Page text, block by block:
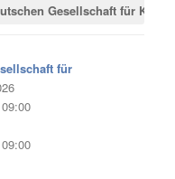
Gesellschaft für
für